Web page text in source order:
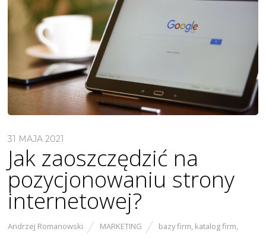
31 MAJA 2021
Jak zaoszczędzić na
pozycjonowaniu strony
internetowej?
Andrzej Romanowski MARKETING bazy firm, katalog firm,